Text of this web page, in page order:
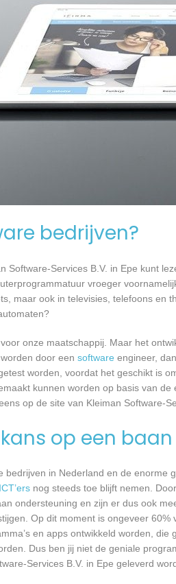
bedrijven?
Software-Services B.V. in Epe kunt
vroeger
maar ook in televisies, telefoons en
onze maatschappij. Maar het
door een software engineer,
worden, voordat het geschikt is
kunnen worden op basis van
op de site van Kleiman Software-
op een
bedrijven in Nederland en de
nog steeds toe blijft nemen.
ondersteuning en zijn er dus ook
Op dit moment is ongeveer
en apps ontwikkeld worden,
Dus ben jij niet de geniale
Services B.V. in Epe geleverd